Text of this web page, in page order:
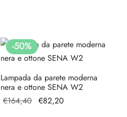
€85,20.
-50%
Lampada da parete moderna
nera e ottone SENA W2
€164,40 Il prezzo
€82,20